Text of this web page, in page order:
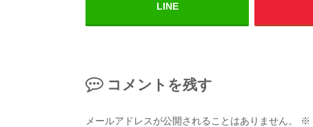
LINE
コメントを残す
メールアドレスが公開されることはありません。 ※